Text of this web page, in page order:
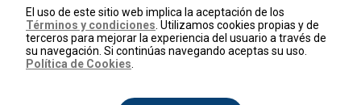
Política de cookies
Términos y condiciones
© 2026, RCN Medios.
Todos los derechos reservados.
El uso de este sitio web implica la aceptación de los
Términos y condiciones . Utilizamos cookies propias y de
terceros para mejorar la experiencia del usuario a través de
su navegación. Si continúas navegando aceptas su uso.
Política de Cookies